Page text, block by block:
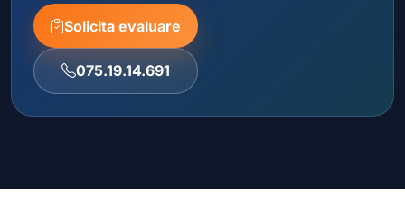
Solicita evaluare
075.19.14.691